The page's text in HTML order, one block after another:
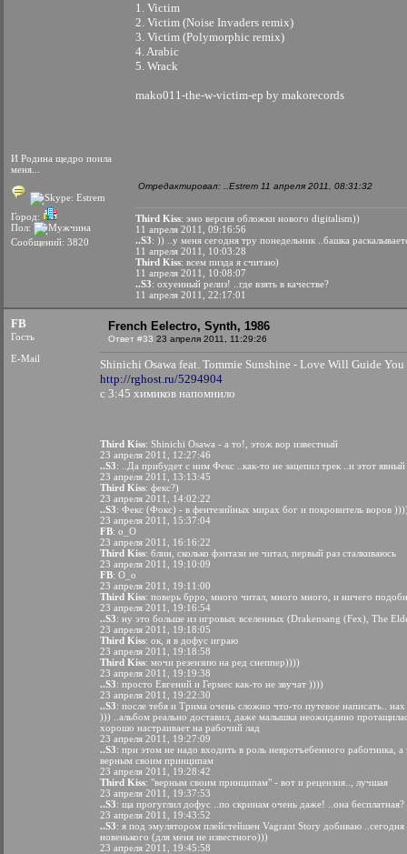
И Родина щедро поила
меня...
Город:
Пол:
Сообщений: 3820
1. Victim
2. Victim (Noise Invaders remix)
3. Victim (Polymorphic remix)
4. Arabic
5. Wrack
mako011-the-w-victim-ep by makorecords
Отредактировал: ..Estrem 11 апреля 2011, 08:31:32
Third Kiss: эмо версия обложки нового digitalism))
11 апреля 2011, 09:16:56
..S3: )) ..у меня сегодня тру понедельник ..башка
11 апреля 2011, 10:03:28
Third Kiss: всем пизда я считаю)
11 апреля 2011, 10:08:07
..S3: охуенный релиз! ..где взять в качестве?
11 апреля 2011, 22:17:01
FB
Гость
E-Mail
French Eelectro, Synth, 1986
Ответ #33 23 апреля 2011, 11:29:26
Shinichi Osawa feat. Tommie Sunshine - Love Will Guide
http://rghost.ru/5294904
c 3:45 химиков напомнило
Third Kiss: Shinichi Osawa - а то!, этож вор известный
23 апреля 2011, 12:27:46
..S3: ..Да прибудет с ним Фекс ..как-то не зацепил трек ..и этот явный
23 апреля 2011, 13:13:45
Third Kiss: фекс?)
23 апреля 2011, 14:02:22
..S3: Фекс (Фокс) - в фентезийных мирах бог и покровитель воров
23 апреля 2011, 15:37:04
FB: o_O
23 апреля 2011, 16:16:22
Third Kiss: блин, сколько фэнтази не читал, первый раз сталкиваюсь
23 апреля 2011, 19:10:09
FB: O_o
23 апреля 2011, 19:11:00
Third Kiss: поверь брро, много читал, много много, и ничего
23 апреля 2011, 19:16:54
..S3: ну это больше из игровых вселенных (Drakensang (Fex), The
23 апреля 2011, 19:18:05
Third Kiss: ок, я в дофус играю
23 апреля 2011, 19:18:58
Third Kiss: мочи резензию на ред снеппер))))
23 апреля 2011, 19:19:38
..S3: просто Евгений и Гермес как-то не звучат ))))
23 апреля 2011, 19:22:30
..S3: после тебя и Трима очень сложно что-то путевое написать..
))) ..альбом реально доставил, даже малышка неожиданно
хорошо настраивает на рабочий лад
23 апреля 2011, 19:27:09
..S3: при этом не надо входить в роль невротъебенного работника,
верным своим принципам
23 апреля 2011, 19:28:42
Third Kiss: "верным своим принципам" - вот и рецензия.., лучшая
23 апреля 2011, 19:37:53
..S3: ща прогуглил дофус ..по скринам очень даже! ..она бесплатная?
23 апреля 2011, 19:43:52
..S3: я под эмулятором плейстейшен Vagrant Story добиваю ..сегодня
новенького (для меня не известного)))
23 апреля 2011, 19:45:58